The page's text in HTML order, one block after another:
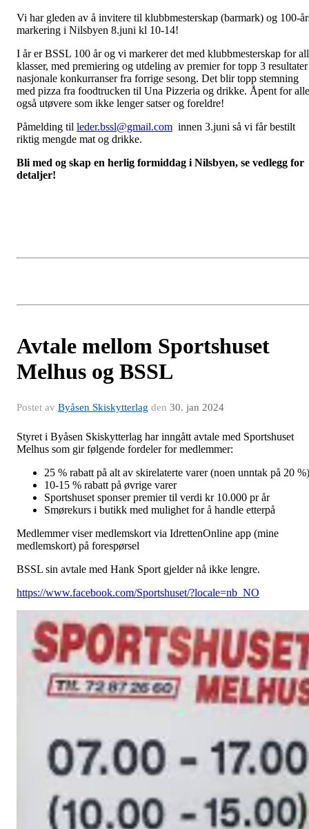
Vi har gleden av å invitere til klubbmesterskap (barmark) og 100-
markering i Nilsbyen 8.juni kl 10-14!
I år er BSSL 100 år og vi markerer det med klubbmesterskap for
klasser, med premiering og utdeling av premier for topp 3
nasjonale konkurranser fra forrige sesong. Det blir topp stemning
med pizza fra foodtrucken til Una Pizzeria og drikke. Åpent for
også utøvere som ikke lenger satser og foreldre!
Påmelding til leder.bssl@gmail.com innen 3.juni så vi får bestilt
riktig mengde mat og drikke.
Bli med og skap en herlig formiddag i Nilsbyen, se vedlegg for
detaljer!
Avtale mellom Sportshuset
Melhus og BSSL
Postet av Byåsen Skiskytterlag den 30. jan 2024
Styret i Byåsen Skiskytterlag har inngått avtale med Sportshuset
Melhus som gir følgende fordeler for medlemmer:
25 % rabatt på alt av skirelaterte varer (noen unntak på 20 %)
10-15 % rabatt på øvrige varer
Sportshuset sponser premier til verdi kr 10.000 pr år
Smørekurs i butikk med mulighet for å handle etterpå
Medlemmer viser medlemskort via IdrettenOnline app (mine
medlemskort) på forespørsel
BSSL sin avtale med Hank Sport gjelder nå ikke lengre.
https://www.facebook.com/Sportshuset/?locale=nb_NO